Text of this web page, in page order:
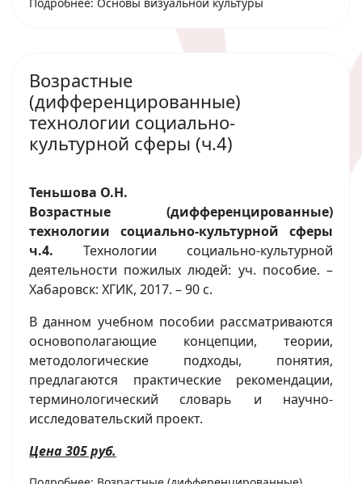
Возрастные
(дифференцированные)
технологии социально-
культурной сферы (ч.4)
Теньшова О.Н.
Возрастные (дифференцированные)
технологии социально-культурной сферы
ч.4. Технологии социально-культурной
деятельности пожилых людей: уч. пособие. –
Хабаровск: ХГИК, 2017. – 90 с.
В данном учебном пособии рассматриваются
основополагающие концепции, теории,
методологические подходы, понятия,
предлагаются практические рекомендации,
терминологический словарь и научно-
исследовательский проект.
Цена 305 руб.